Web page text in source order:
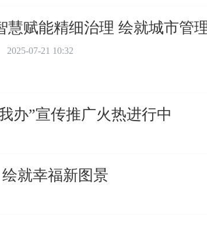
慧赋能精细治理 绘就城市管
2025-07-21 10:32
办”宣传推广火热进行中
就幸福新图景